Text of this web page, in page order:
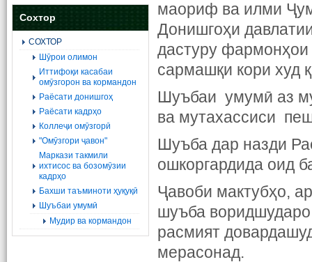
Сохтор
СОХТОР
Шӯрои олимон
Иттифоқи касабаи
омӯзгорон ва кормандон
Раёсати донишгоҳ
Раёсати кадрҳо
Коллеҷи омӯзгорӣ
"Омӯзгори ҷавон"
Маркази такмили
ихтисос ва бозомӯзии
кадрҳо
Бахши таъминоти ҳуқуқӣ
Шуъбаи умумӣ
Мудир ва кормандон
маориф ва илми
Донишгоҳи
дастуру фармонҳои
сармашқи кори худ
Шуъбаи умумӣ аз
ва мутахассиси
Шуъба дар назди
ошкоргардида оид
Ҷавоби мактубҳо,
шуъба воридшударо
расмият
мерасонад.